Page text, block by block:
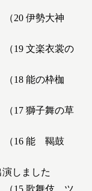
20 伊勢大神
19 文楽衣裳の
18 能の枠枷
17 獅子舞の草
（16 能 鞨鼓
しました